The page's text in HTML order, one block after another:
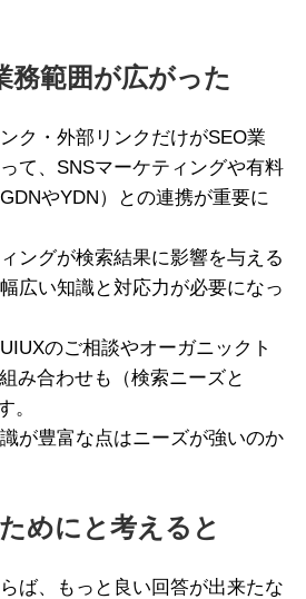
務範囲が広がった
ク・外部リンクだけがSEO業
て、SNSマーケティングや有料
やYDN）との連携が重要に
ングが検索結果に影響を与える
広い知識と対応力が必要になっ
のご相談やオーガニックト
み合わせも（検索ニーズと
。
が豊富な点はニーズが強いのか
めにと考えると
ば、もっと良い回答が出来たな